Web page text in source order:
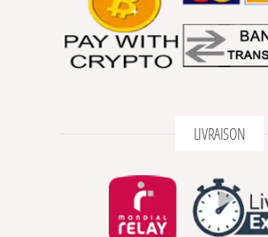
LIVRAISON